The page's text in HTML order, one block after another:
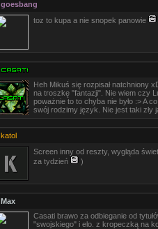
goesbang
toz to kupa a nie snopek panowie
Heh Mikuś się rozpisał natchniony
na troszkę "fantazji". Nie wiem czy
poważnie to to chyba nie było :> A
swój rodzimy język. Nie jest taki zły
katol
Screen inny od reszty, wygląda
za tydzień
)
Max
Casati brawo za odbieganie od
"swojskiego" i elo. z kropeczką na